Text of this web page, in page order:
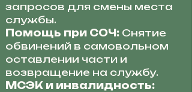
запросов для смены места
службы.
Помощь при СОЧ: Снятие
обвинений в самовольном
оставлении части и
возвращение на службу.
МСЭК и инвалидность: